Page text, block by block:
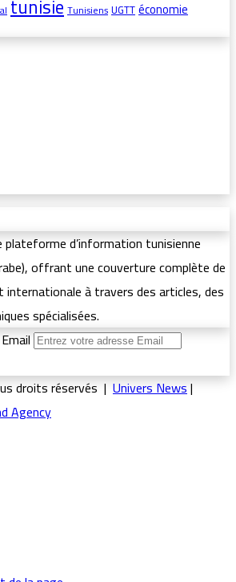
tunisieTunisiensUGTTéconomie
d’information tunisienne
offrant une couverture complète de
internationale à travers des articles, des
spécialisées.
droits réservés |Univers News|
Agency